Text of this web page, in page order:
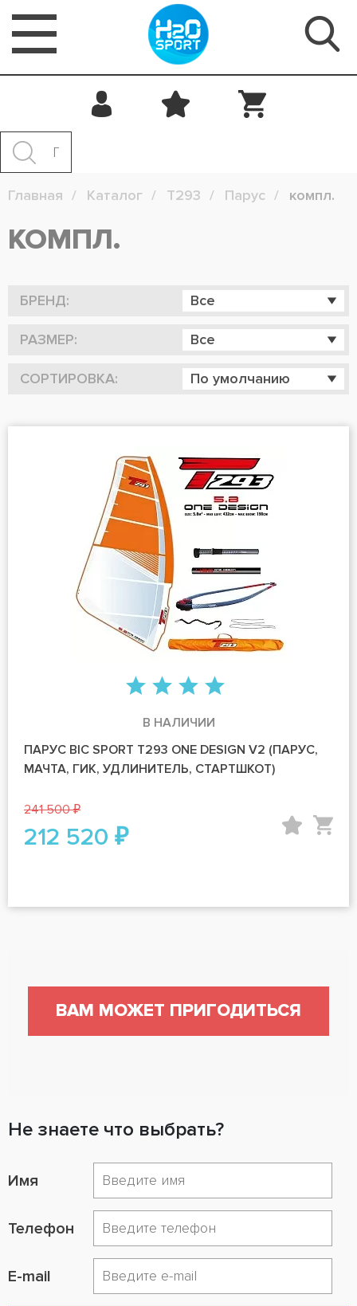
Главная Каталог T293 Парус компл.
КОМПЛ.
БРЕНД: Все
РАЗМЕР: Все
СОРТИРОВКА: По умолчанию
В НАЛИЧИИ
ПАРУС BIC SPORT T293 ONE DESIGN V2 (ПАРУС,
МАЧТА, ГИК, УДЛИНИТЕЛЬ, СТАРТШКОТ)
241 500 ₽
212 520 ₽
ВАМ МОЖЕТ ПРИГОДИТЬСЯ
Не знаете что выбрать?
Имя
Телефон
E-mail